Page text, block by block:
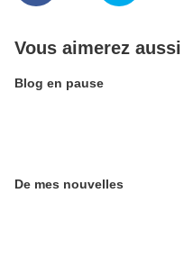
Vous aimerez aussi
Blog en pause
De mes nouvelles